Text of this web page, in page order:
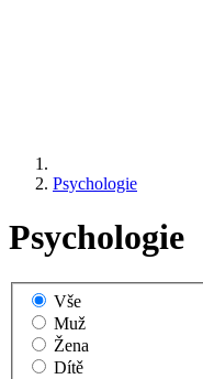
Psychologie
Psychologie
Vše
Muž
Žena
Dítě